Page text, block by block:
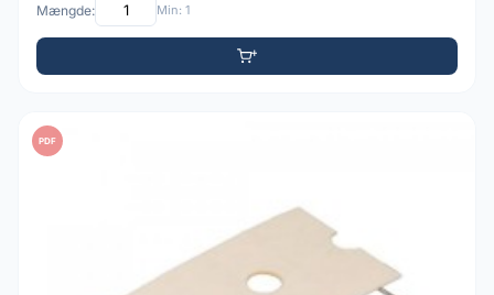
Mængde: Min: 1
PDF